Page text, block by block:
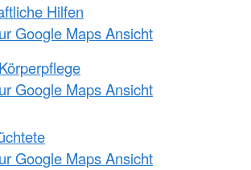
Hilfen
Google Maps Ansicht
Google Maps Ansicht
Google Maps Ansicht